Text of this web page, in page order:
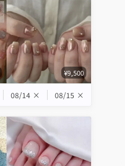
¥9,500
08/14 × 08/15 ×